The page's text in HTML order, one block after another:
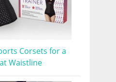
Corsets for a
Waistline